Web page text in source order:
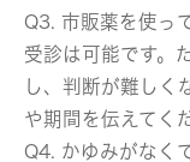
Q3. 市販薬を使っ
受診は可能です。
し、判断が難しく
や期間を伝えてく
Q4. かゆみがなく